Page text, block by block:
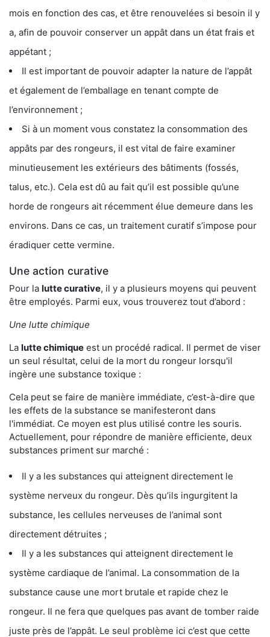
mois en fonction des cas, et être renouvelées si besoin il y
a, afin de pouvoir conserver un appât dans un état frais et
appétant ;
Il est important de pouvoir adapter la nature de l’appât
et également de l’emballage en tenant compte de
l’environnement ;
Si à un moment vous constatez la consommation des
appâts par des rongeurs, il est vital de faire examiner
minutieusement les extérieurs des bâtiments (fossés,
talus, etc.). Cela est dû au fait qu’il est possible qu’une
horde de rongeurs ait récemment élue demeure dans les
environs. Dans ce cas, un traitement curatif s’impose pour
éradiquer cette vermine.
Une action curative
Pour la lutte curative, il y a plusieurs moyens qui peuvent
être employés. Parmi eux, vous trouverez tout d’abord :
Une lutte chimique
La lutte chimique est un procédé radical. Il permet de viser
un seul résultat, celui de la mort du rongeur lorsqu'il
ingère une substance toxique :
Cela peut se faire de manière immédiate, c’est-à-dire que
les effets de la substance se manifesteront dans
l'immédiat. Ce moyen est plus utilisé contre les souris.
Actuellement, pour répondre de manière efficiente, deux
substances priment sur marché :
Il y a les substances qui atteignent directement le
système nerveux du rongeur. Dès qu’ils ingurgitent la
substance, les cellules nerveuses de l’animal sont
directement détruites ;
Il y a les substances qui atteignent directement le
système cardiaque de l’animal. La consommation de la
substance cause une mort brutale et rapide chez le
rongeur. Il ne fera que quelques pas avant de tomber raide
juste près de l’appât. Le seul problème ici c’est que cette